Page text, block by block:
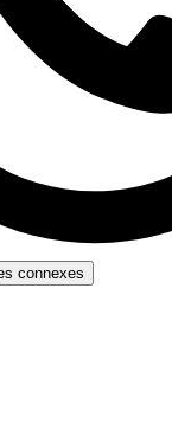
connexes